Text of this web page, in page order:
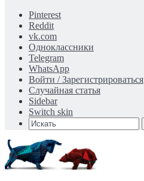
Pinterest
Reddit
vk.com
Одноклассники
Telegram
WhatsApp
Войти / Зарегистрироваться
Случайная статья
Sidebar
Switch skin